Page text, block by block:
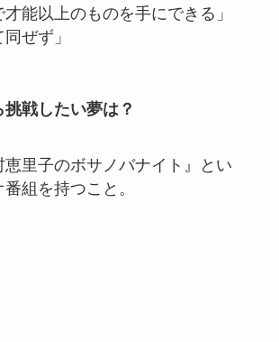
才能以上のものを手にできる」
同ぜず」
挑戦したい夢は？
恵里子のボサノバナイト』とい
組を持つこと。